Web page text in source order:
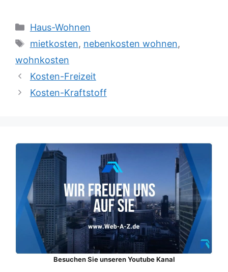
Kategorien
Haus-Wohnen
Schlagwörter
mietkosten, nebenkosten wohnen,
wohnkosten
Kosten-Freizeit
Kosten-Kraftstoff
Besuchen Sie unseren Youtube Kanal